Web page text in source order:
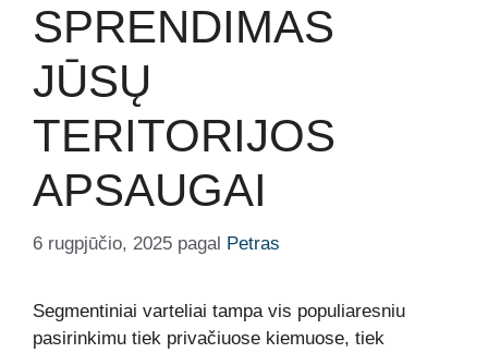
SPRENDIMAS
JŪSŲ
TERITORIJOS
APSAUGAI
6 rugpjūčio, 2025 pagal Petras
Segmentiniai varteliai tampa vis populiaresniu
pasirinkimu tiek privačiuose kiemuose, tiek